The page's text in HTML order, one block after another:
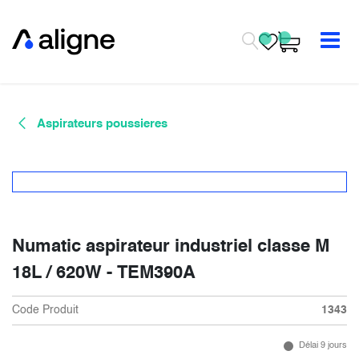
Aspirateurs poussieres
Numatic aspirateur industriel classe M
18L / 620W - TEM390A
Code Produit 1343
Délai 9 jours